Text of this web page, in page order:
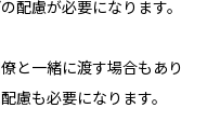
配慮が必要になります。
と一緒に渡す場合もあり
慮も必要になります。